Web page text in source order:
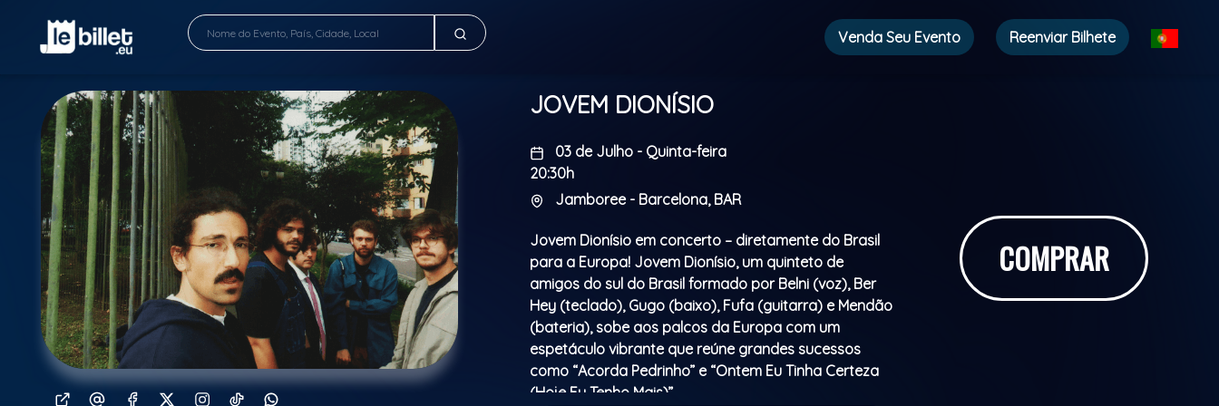
Venda Seu Evento Reenviar Bilhete
JOVEM DIONÍSIO
03 de Julho - Quinta-feira
20:30h
Jamboree - Barcelona, BAR
Jovem Dionísio em concerto – diretamente do Brasil
para a Europa! Jovem Dionísio, um quinteto de
amigos do sul do Brasil formado por Belni (voz), Ber
Hey (teclado), Gugo (baixo), Fufa (guitarra) e Mendão
(bateria), sobe aos palcos da Europa com um
espetáculo vibrante que reúne grandes sucessos
como “Acorda Pedrinho” e “Ontem Eu Tinha Certeza
(Hoje Eu Tenho Mais)”.
COMPRAR